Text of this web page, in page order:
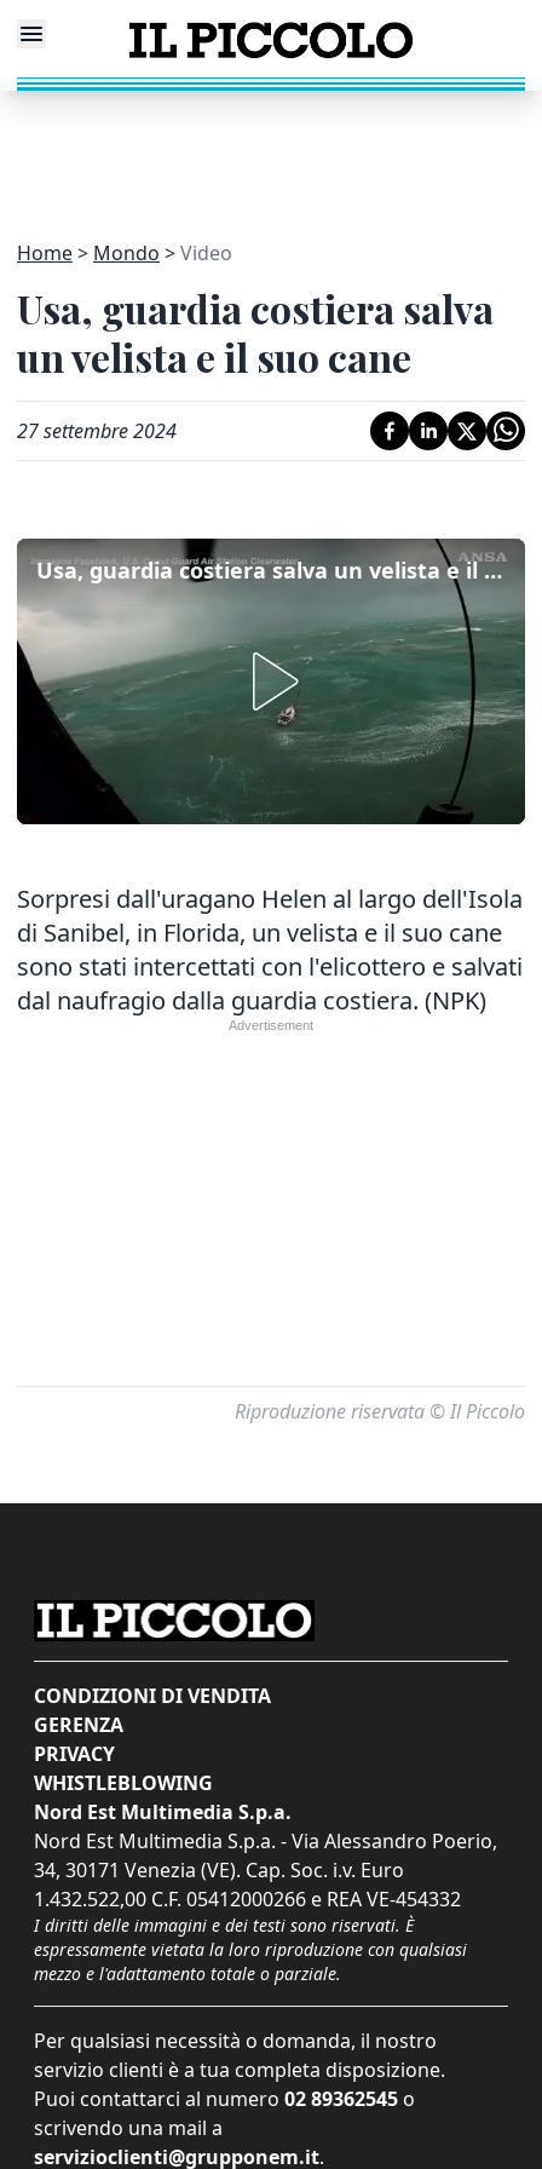
Home Mondo Video
Usa, guardia costiera salva
un velista e il suo cane
27 settembre 2024
Usa, guardia costiera salva un velista e il suo cane
Sorpresi dall'uragano Helen al largo dell'Isola
di Sanibel, in Florida, un velista e il suo cane
sono stati intercettati con l'elicottero e salvati
dal naufragio dalla guardia costiera. (NPK)
Riproduzione riservata © Il Piccolo
CONDIZIONI DI VENDITA
GERENZA
PRIVACY
WHISTLEBLOWING
Nord Est Multimedia S.p.a.
Nord Est Multimedia S.p.a. - Via Alessandro Poerio,
34, 30171 Venezia (VE). Cap. Soc. i.v. Euro
1.432.522,00 C.F. 05412000266 e REA VE-454332
I diritti delle immagini e dei testi sono riservati. È
espressamente vietata la loro riproduzione con qualsiasi
mezzo e l'adattamento totale o parziale.
Per qualsiasi necessità o domanda, il nostro
servizio clienti è a tua completa disposizione.
Puoi contattarci al numero 02 89362545 o
scrivendo una mail a
servizioclienti@grupponem.it.